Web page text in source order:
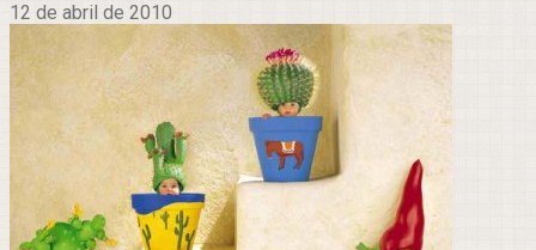
12 de abril de 2010